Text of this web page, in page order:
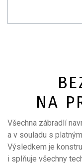
NA
Všechna zábradlí
a v souladu s
Výsledkem je
i splňuje všechny